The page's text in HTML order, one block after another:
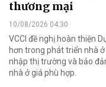
thương mại
10/08/2026 04:30
VCCI đề nghị hoàn thiện
hơn trong phát triển nhà
nhập thị trường và bảo
nhà ở giá phù hợp.